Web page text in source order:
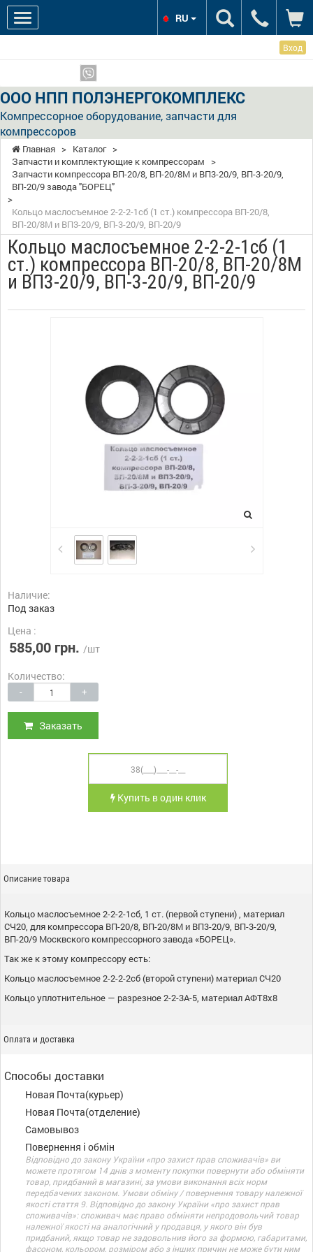
Вход
ООО НПП ПОЛЭНЕРГОКОМПЛЕКС
Компрессорное оборудование, запчасти для
компрессоров
RU
Главная > Каталог >
Запчасти и комплектующие к компрессорам
>
Запчасти компрессора ВП-20/8, ВП-20/8М и ВП3-20/9, ВП-3-20/9,
ВП-20/9 завода "БОРЕЦ"
>
Кольцо маслосъемное 2-2-2-1сб (1 ст.) компрессора ВП-20/8,
ВП-20/8М и ВП3-20/9, ВП-3-20/9, ВП-20/9
Кольцо маслосъемное 2-2-2-1сб (1
ст.) компрессора ВП-20/8, ВП-20/8М
и ВП3-20/9, ВП-3-20/9, ВП-20/9
Наличие:
Под заказ
Цена :
585,00 грн. /шт
Количество:
- +
Заказать
Купить в один клик
Описание товара
Кольцо маслосъемное 2-2-2-1сб, 1 ст. (первой ступени) , материал
СЧ20, для компрессора ВП-20/8, ВП-20/8М и ВП3-20/9, ВП-3-20/9,
ВП-20/9 Москвского компрессорного завода «БОРЕЦ».
Так же к этому компрессору есть:
Кольцо маслосъемное 2-2-2-2сб (второй ступени) материал СЧ20
Кольцо уплотнительное — разрезное 2-2-3А-5, материал АФТ8х8
Оплата и доставка
Способы доставки
Новая Почта(курьер)
Новая Почта(отделение)
Самовывоз
Повернення і обмін
Відповідно до закону України «про захист прав споживачів» ви
можете протягом 14 днів з моменту покупки повернути або обміняти
товар, придбаний в магазині, за умови виконання всіх норм
передбачених законом. Умови обміну / повернення товару належної
якості стаття 9. Відповідно до закону України «про захист прав
споживачів»: споживач має право обміняти непродовольчий товар
належної якості на аналогічний у продавця, у якого він був
придбаний, якщо товар не задовольнив його за формою, габаритами,
фасоном, кольором, розміром або з інших причин не може бути ним